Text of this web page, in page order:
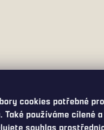
cookies potřebné
používáme cílené
souhlas